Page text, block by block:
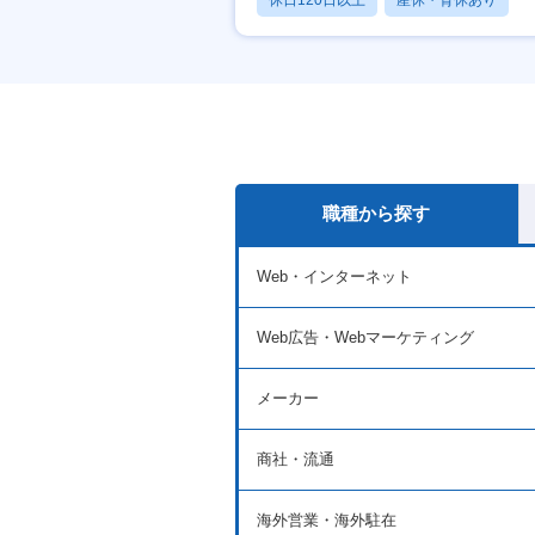
月残業20時間以内
職種から探す
Web・インターネット
Web広告・Webマーケティング
メーカー
商社・流通
海外営業・海外駐在